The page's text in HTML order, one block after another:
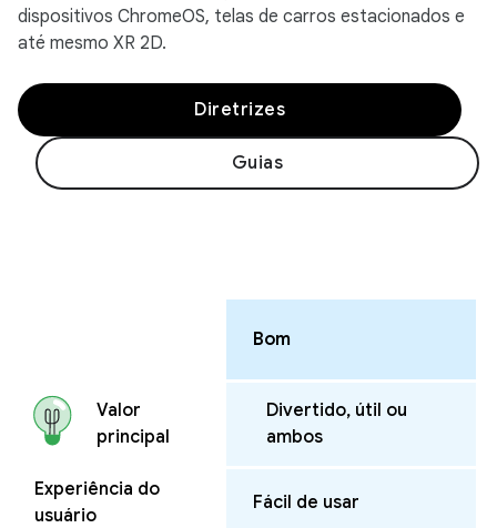
dispositivos ChromeOS, telas de carros estacionados e
até mesmo XR 2D.
Diretrizes
Guias
Bom
Valor
principal
Divertido, útil ou
ambos
Experiência do
usuário
Fácil de usar